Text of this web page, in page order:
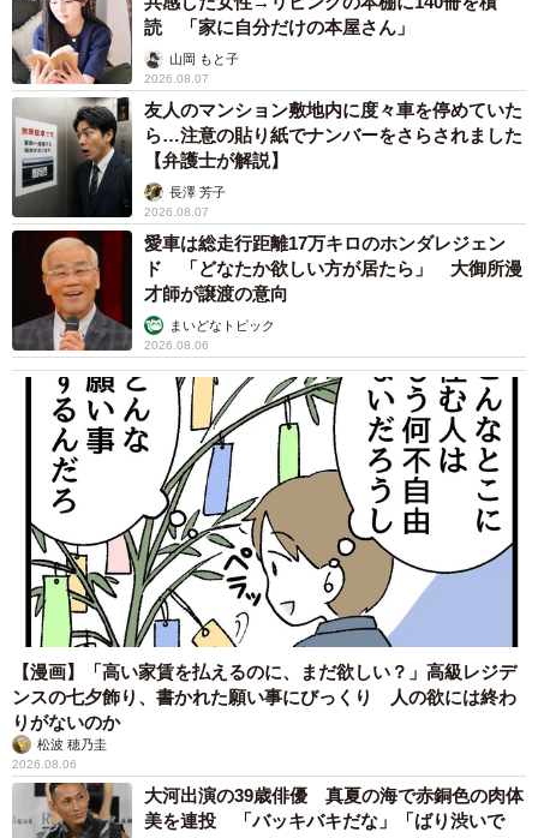
読 「家に自分だけの本屋さん」
山岡 もと子
2026.08.07
友人のマンション敷地内に度々車を停めていた
ら…注意の貼り紙でナンバーをさらされました
【弁護士が解説】
長澤 芳子
2026.08.07
愛車は総走行距離17万キロのホンダレジェン
ド 「どなたか欲しい方が居たら」 大御所漫
才師が譲渡の意向
まいどなトピック
2026.08.06
【漫画】「高い家賃を払えるのに、まだ欲しい？」高級レジデ
ンスの七夕飾り、書かれた願い事にびっくり 人の欲には終わ
りがないのか
松波 穂乃圭
2026.08.06
大河出演の39歳俳優 真夏の海で赤銅色の肉体
美を連投 「バッキバキだな」「ばり渋いで